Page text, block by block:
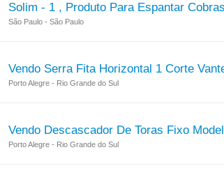
Solim - 1 , Produto Para Espantar
São Paulo - São Paulo
Vendo Serra Fita Horizontal 1 Corte
Porto Alegre - Rio Grande do Sul
Vendo Descascador De Toras Fixo
Porto Alegre - Rio Grande do Sul